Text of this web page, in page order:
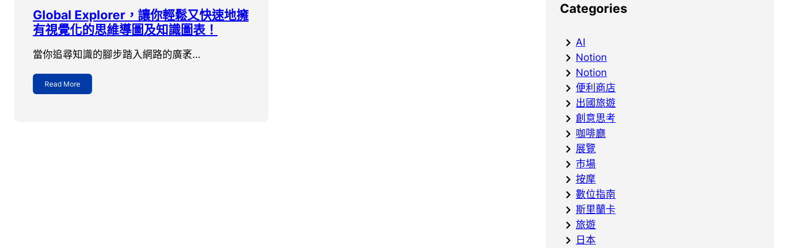
Global Explorer，讓你輕鬆又快速地擁
有視覺化的思維導圖及知識圖表！
當你追尋知識的腳步踏入網路的廣袤…
Read More
Categories
AI
Notion
Notion
便利商店
出國旅遊
創意思考
咖啡廳
展覽
市場
按摩
數位指南
斯里蘭卡
旅遊
日本